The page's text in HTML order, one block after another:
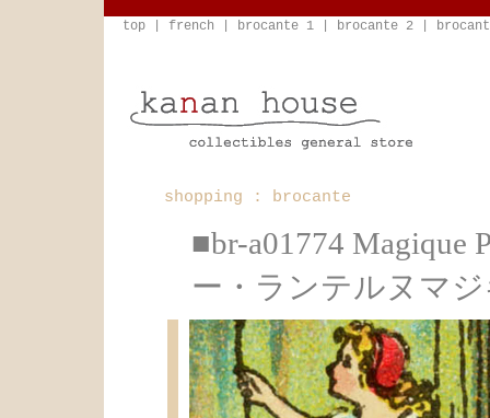
top french brocante 1 brocante 2
shopping : brocante
■br-a01774 Magique
ー・ランテルヌマ